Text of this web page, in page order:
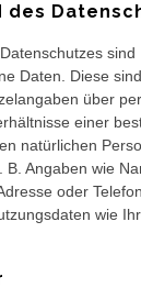
des
sind
Daten. Diese
über
einer
natürlichen
B. Angaben wie
oder
wie